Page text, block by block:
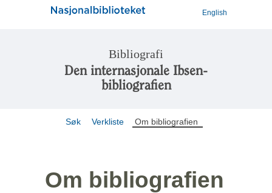
English
Bibliografi
Den internasjonale Ibsen-
bibliografien
Søk Verkliste Om bibliografien
Om bibliografien